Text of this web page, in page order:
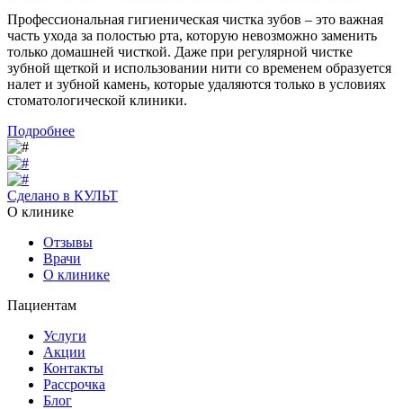
Профессиональная гигиеническая чистка зубов – это важная
часть ухода за полостью рта, которую невозможно заменить
только домашней чисткой. Даже при регулярной чистке
зубной щеткой и использовании нити со временем образуется
налет и зубной камень, которые удаляются только в условиях
стоматологической клиники.
Подробнее
Сделано в КУЛЬТ
О клинике
Отзывы
Врачи
О клинике
Пациентам
Услуги
Акции
Контакты
Рассрочка
Блог